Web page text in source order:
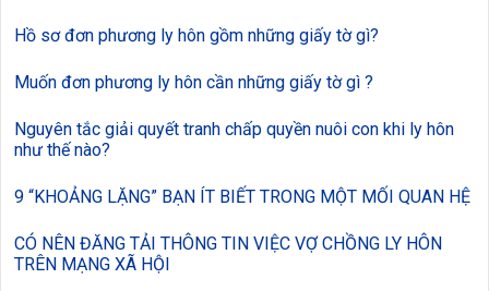
Hồ sơ đơn phương ly hôn gồm những giấy tờ gì?
Muốn đơn phương ly hôn cần những giấy tờ gì ?
Nguyên tắc giải quyết tranh chấp quyền nuôi con khi ly hôn
như thế nào?
9 “KHOẢNG LẶNG” BẠN ÍT BIẾT TRONG MỘT MỐI QUAN HỆ
CÓ NÊN ĐĂNG TẢI THÔNG TIN VIỆC VỢ CHỒNG LY HÔN
TRÊN MẠNG XÃ HỘI